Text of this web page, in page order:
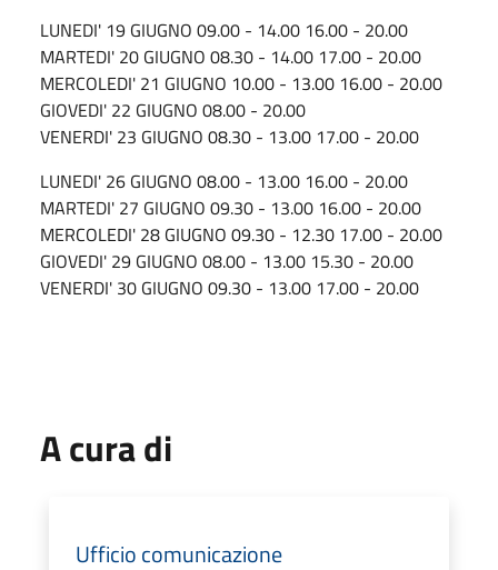
LUNEDI' 19 GIUGNO 09.00 - 14.00 16.00 - 20.00
MARTEDI' 20 GIUGNO 08.30 - 14.00 17.00 - 20.00
MERCOLEDI' 21 GIUGNO 10.00 - 13.00 16.00 - 20.00
GIOVEDI' 22 GIUGNO 08.00 - 20.00
VENERDI' 23 GIUGNO 08.30 - 13.00 17.00 - 20.00
LUNEDI' 26 GIUGNO 08.00 - 13.00 16.00 - 20.00
MARTEDI' 27 GIUGNO 09.30 - 13.00 16.00 - 20.00
MERCOLEDI' 28 GIUGNO 09.30 - 12.30 17.00 - 20.00
GIOVEDI' 29 GIUGNO 08.00 - 13.00 15.30 - 20.00
VENERDI' 30 GIUGNO 09.30 - 13.00 17.00 - 20.00
A cura di
Ufficio comunicazione